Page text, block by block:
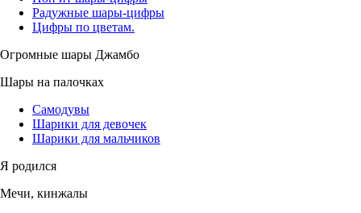
Радужные шары-цифры
Цифры по цветам.
Огромные шары Джамбо
Шары на палочках
Самодувы
Шарики для девочек
Шарики для мальчиков
Я родился
Мечи, кинжалы